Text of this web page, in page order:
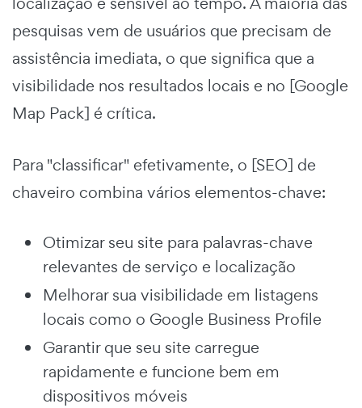
pesquisas vem de usuários que precisam de
assistência imediata, o que significa que a
visibilidade nos resultados locais e no [Google
Map Pack] é crítica.
Para "classificar" efetivamente, o [SEO] de
chaveiro combina vários elementos-chave:
Otimizar seu site para palavras-chave
relevantes de serviço e localização
Melhorar sua visibilidade em listagens
locais como o Google Business Profile
Garantir que seu site carregue
rapidamente e funcione bem em
dispositivos móveis